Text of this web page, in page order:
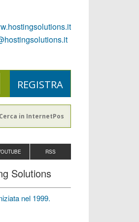
RSS
Solutions
nel 1999.